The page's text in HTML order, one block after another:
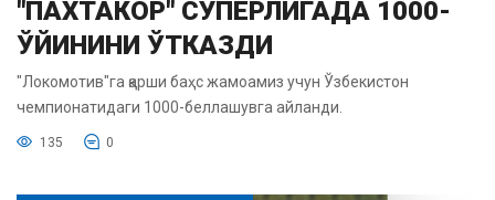
"ПАХТАКОР" СУПЕРЛИГАДА 1000-
ЎЙИНИНИ ЎТКАЗДИ
"Локомотив"га қарши баҳс жамоамиз учун Ўзбекистон
чемпионатидаги 1000-беллашувга айланди.
135 0